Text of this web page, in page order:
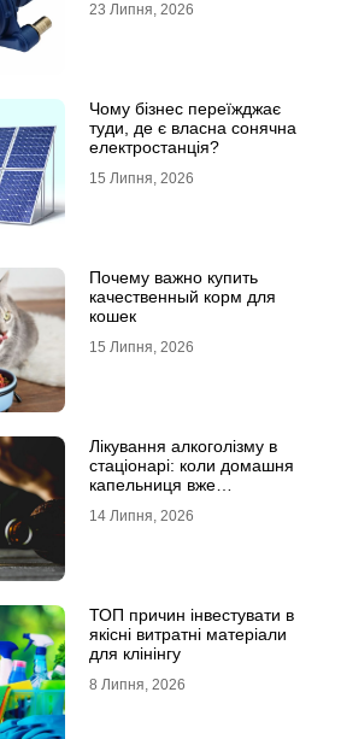
23 Липня, 2026
Чому бізнес переїжджає
туди, де є власна сонячна
електростанція?
15 Липня, 2026
Почему важно купить
качественный корм для
кошек
15 Липня, 2026
Лікування алкоголізму в
стаціонарі: коли домашня
капельниця вже
14 Липня, 2026
ТОП причин інвестувати в
якісні витратні матеріали
для клінінгу
8 Липня, 2026